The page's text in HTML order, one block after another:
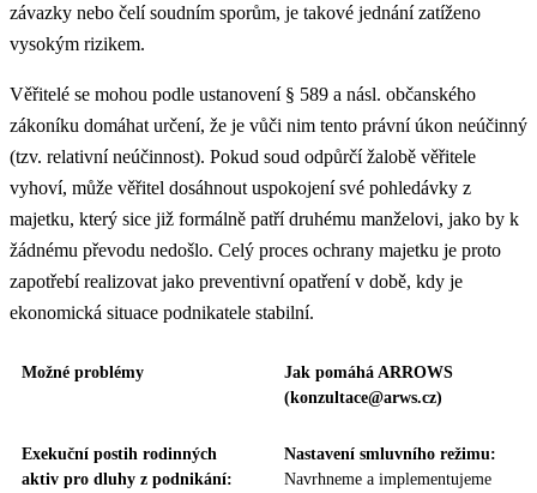
závazky nebo čelí soudním sporům, je takové jednání zatíženo
vysokým rizikem.
Věřitelé se mohou podle ustanovení § 589 a násl. občanského
zákoníku domáhat určení, že je vůči nim tento právní úkon neúčinný
(tzv. relativní neúčinnost). Pokud soud odpůrčí žalobě věřitele
vyhoví, může věřitel dosáhnout uspokojení své pohledávky z
majetku, který sice již formálně patří druhému manželovi, jako by k
žádnému převodu nedošlo. Celý proces ochrany majetku je proto
zapotřebí realizovat jako preventivní opatření v době, kdy je
ekonomická situace podnikatele stabilní.
Možné problémy
Jak pomáhá ARROWS
(konzultace@arws.cz)
Exekuční postih rodinných
aktiv pro dluhy z podnikání:
Nastavení smluvního režimu:
Navrhneme a implementujeme